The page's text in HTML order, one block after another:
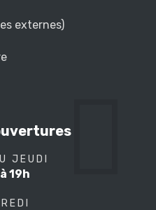
externes)
JEUDI
19h